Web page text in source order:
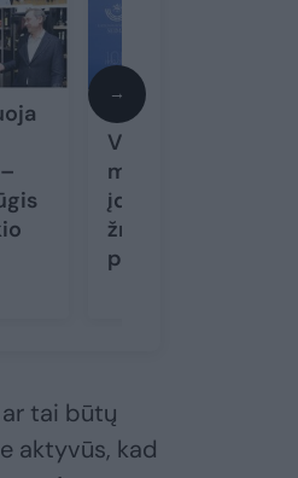
V. Landsbergis apie
Vilniaus rajono
mero rinkimus:
įdomu stebėti, ar
žmonės ten jau
pradeda mąstyti
→
tai būtų
aktyvūs, kad